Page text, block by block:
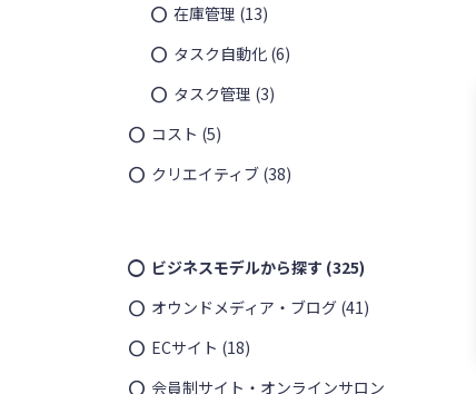
在庫管理 (13)
タスク自動化 (6)
タスク管理 (3)
コスト (5)
クリエイティブ (38)
ビジネスモデルから探す (325)
オウンドメディア・ブログ (41)
ECサイト (18)
会員制サイト・オンラインサロン